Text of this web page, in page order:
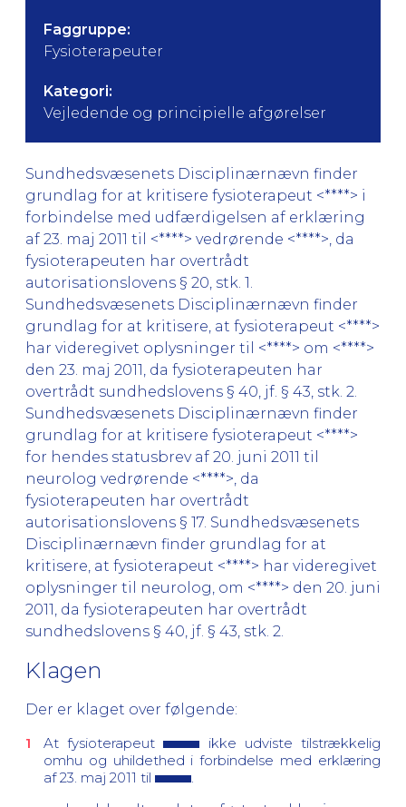
Faggruppe:
Fysioterapeuter
Kategori:
Vejledende og principielle afgørelser
Sundhedsvæsenets Disciplinærnævn finder
grundlag for at kritisere fysioterapeut <****> i
forbindelse med udfærdigelsen af erklæring
af 23. maj 2011 til <****> vedrørende <****>, da
fysioterapeuten har overtrådt
autorisationslovens § 20, stk. 1.
Sundhedsvæsenets Disciplinærnævn finder
grundlag for at kritisere, at fysioterapeut <****>
har videregivet oplysninger til <****> om <****>
den 23. maj 2011, da fysioterapeuten har
overtrådt sundhedslovens § 40, jf. § 43, stk. 2.
Sundhedsvæsenets Disciplinærnævn finder
grundlag for at kritisere fysioterapeut <****>
for hendes statusbrev af 20. juni 2011 til
neurolog vedrørende <****>, da
fysioterapeuten har overtrådt
autorisationslovens § 17. Sundhedsvæsenets
Disciplinærnævn finder grundlag for at
kritisere, at fysioterapeut <****> har videregivet
oplysninger til neurolog, om <****> den 20. juni
2011, da fysioterapeuten har overtrådt
sundhedslovens § 40, jf. § 43, stk. 2.
Klagen
Der er klaget over følgende:
At fysioterapeut
ikke udviste tilstrækkelig
omhu og uhildethed i forbindelse med erklæring
af 23. maj 2011 til